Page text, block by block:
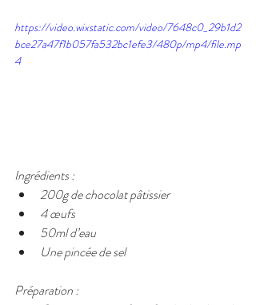
https://video.wixstatic.com/video/7648c0_29b1d2
bce27a47f1b057fa532bc1efe3/480p/mp4/file.mp
4
Ingrédients :
200g de chocolat pâtissier
4 œufs
50ml d’eau
Une pincée de sel
Préparation :